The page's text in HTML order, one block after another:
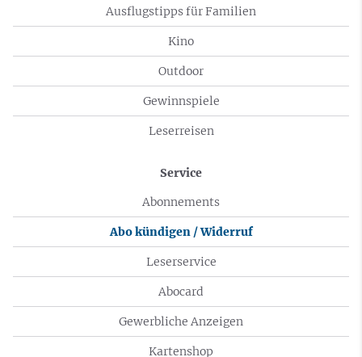
Ausflugstipps für Familien
Kino
Outdoor
Gewinnspiele
Leserreisen
Service
Abonnements
Abo kündigen / Widerruf
Leserservice
Abocard
Gewerbliche Anzeigen
Kartenshop